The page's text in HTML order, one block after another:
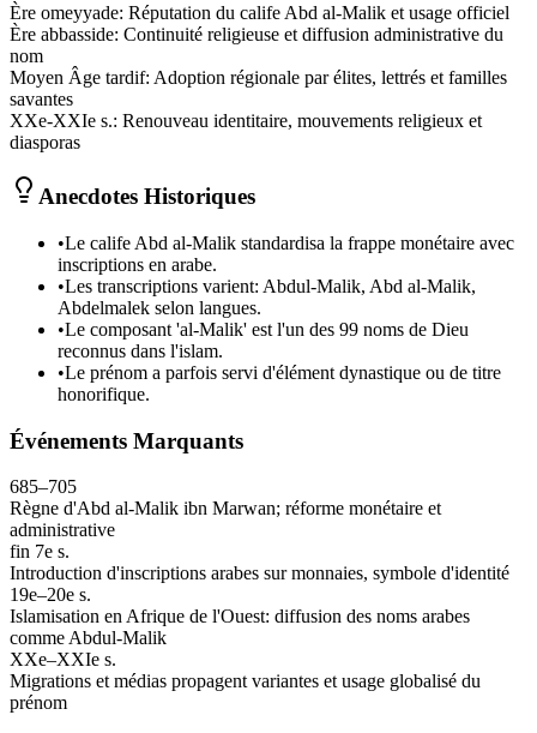
Ère omeyyade: Réputation du calife Abd al-Malik et usage officiel
Ère abbasside: Continuité religieuse et diffusion administrative du
nom
Moyen Âge tardif: Adoption régionale par élites, lettrés et familles
savantes
XXe-XXIe s.: Renouveau identitaire, mouvements religieux et
diasporas
Anecdotes Historiques
•Le calife Abd al-Malik standardisa la frappe monétaire avec
inscriptions en arabe.
•Les transcriptions varient: Abdul-Malik, Abd al-Malik,
Abdelmalek selon langues.
•Le composant 'al-Malik' est l'un des 99 noms de Dieu
reconnus dans l'islam.
•Le prénom a parfois servi d'élément dynastique ou de titre
honorifique.
Événements Marquants
685–705
Règne d'Abd al-Malik ibn Marwan; réforme monétaire et
administrative
fin 7e s.
Introduction d'inscriptions arabes sur monnaies, symbole d'identité
19e–20e s.
Islamisation en Afrique de l'Ouest: diffusion des noms arabes
comme Abdul-Malik
XXe–XXIe s.
Migrations et médias propagent variantes et usage globalisé du
prénom